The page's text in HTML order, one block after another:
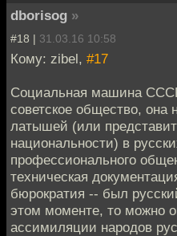
dborisog »
#18 | 31.03.16 10:58
Кому: zibel, #17
Социальная машина
советское общество, она
латышей (или
национальности) в
профессионального
техническая
бюрократия -- был
этом моменте, то можно
ассимиляции народов